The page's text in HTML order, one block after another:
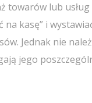
towarów lub
kasę” i
Jednak nie
jego